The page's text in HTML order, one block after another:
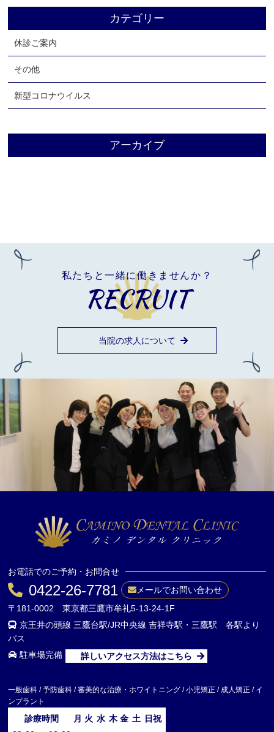
アクセス
お問い合わせ
カテゴリー
休診ご案内
その他
新型コロナウイルス
アーカイブ
私たちと一緒に働きませんか？
RECRUIT
当院の求人について
お電話でのご予約・お問合せ
0422-26-7781
メールでお問い合わせ
〒181-0002 東京都三鷹市牟礼5-13-24-1F
京王井の頭線 三鷹台駅/JR中央線 吉祥寺駅・三鷹駅 各駅より
バス
駐車場完備
詳しいアクセス方法はこちら
一般歯科 / 予防歯科 / 審美的な治療・ホワイトニング / 小児矯正 / 成人矯正 / イ
ンプラント
診療時間 月 火 水 木 金 土
日祝